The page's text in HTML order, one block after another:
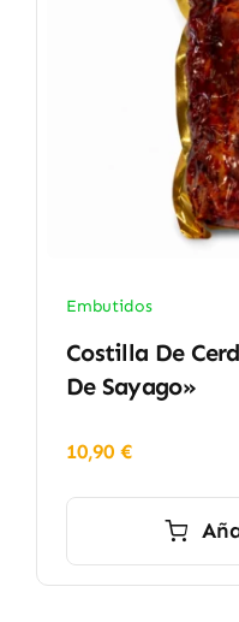
Embutidos
Costilla De
De Sayago»
10,90 €